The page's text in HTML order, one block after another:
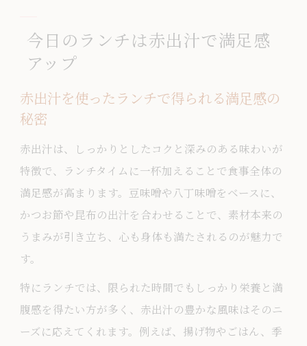
今日のランチは赤出汁で満足感
アップ
赤出汁を使ったランチで得られる満足感の
秘密
赤出汁は、しっかりとしたコクと深みのある味わいが
特徴で、ランチタイムに一杯加えることで食事全体の
満足感が高まります。豆味噌や八丁味噌をベースに、
かつお節や昆布の出汁を合わせることで、素材本来の
うまみが引き立ち、心も身体も満たされるのが魅力で
す。
特にランチでは、限られた時間でもしっかり栄養と満
腹感を得たい方が多く、赤出汁の豊かな風味はそのニ
ーズに応えてくれます。例えば、揚げ物やごはん、季